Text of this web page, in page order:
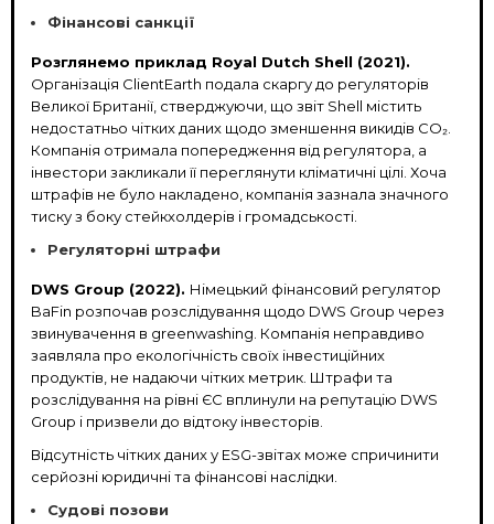
Фінансові санкції
Розглянемо приклад Royal Dutch Shell (2021).
Організація ClientEarth подала скаргу до регуляторів
Великої Британії, стверджуючи, що звіт Shell містить
недостатньо чітких даних щодо зменшення викидів CO₂.
Компанія отримала попередження від регулятора, а
інвестори закликали її переглянути кліматичні цілі. Хоча
штрафів не було накладено, компанія зазнала значного
тиску з боку стейкхолдерів і громадськості.
Регуляторні штрафи
DWS Group (2022). Німецький фінансовий регулятор
BaFin розпочав розслідування щодо DWS Group через
звинувачення в greenwashing. Компанія неправдиво
заявляла про екологічність своїх інвестиційних
продуктів, не надаючи чітких метрик. Штрафи та
розслідування на рівні ЄС вплинули на репутацію DWS
Group і призвели до відтоку інвесторів.
Відсутність чітких даних у ESG-звітах може спричинити
серйозні юридичні та фінансові наслідки.
Судові позови